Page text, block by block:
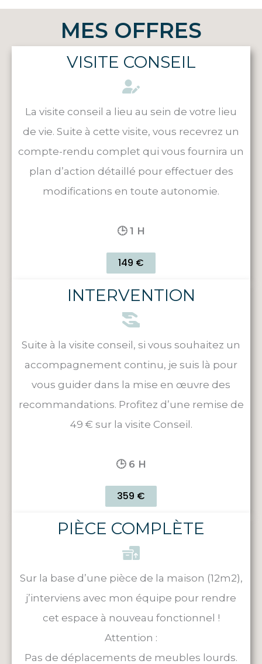
MES OFFRES
VISITE CONSEIL
La visite conseil a lieu au sein de votre lieu
de vie. Suite à cette visite, vous recevrez un
compte-rendu complet qui vous fournira un
plan d’action détaillé pour effectuer des
modifications en toute autonomie.
🕒 1 H
149 €
INTERVENTION
Suite à la visite conseil, si vous souhaitez un
accompagnement continu, je suis là pour
vous guider dans la mise en œuvre des
recommandations. Profitez d’une remise de
49 € sur la visite Conseil.
🕒 6 H
359 €
PIÈCE COMPLÈTE
Sur la base d’une pièce de la maison (12m2),
j’interviens avec mon équipe pour rendre
cet espace à nouveau fonctionnel !
Attention :
Pas de déplacements de meubles lourds.